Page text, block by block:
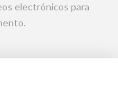
electrónicos para